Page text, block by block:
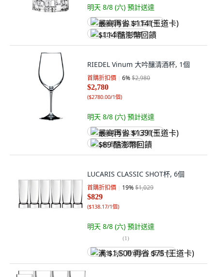
明天 8/8 (六) 預計送達
最高再省 $114 (王道卡)
$114 酷澎幣回饋
RIEDEL Vinum 大吟釀清酒杯, 1個
首購折扣價 6%$2,980
$2,780
($2780.00/1個)
明天 8/8 (六) 預計送達
最高再省 $139 (王道卡)
$89 酷澎幣回饋
LUCARIS CLASSIC SHOT杯, 6個
首購折扣價 19%$1,029
$829
($138.17/1個)
明天 8/8 (六) 預計送達
(1)
满 $1,500 再省 $75 (王道卡)